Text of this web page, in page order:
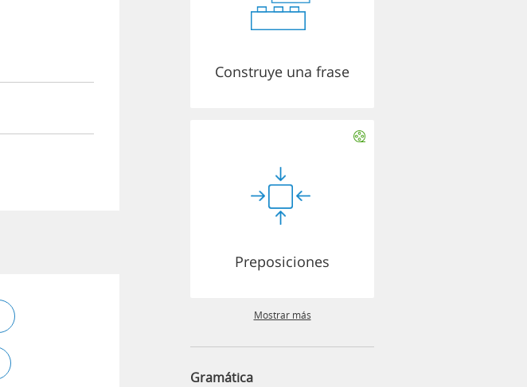
Construye una frase
Preposiciones
Mostrar más
Gramática